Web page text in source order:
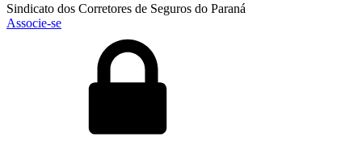
Sindicato dos Corretores de Seguros do Paraná
Associe-se